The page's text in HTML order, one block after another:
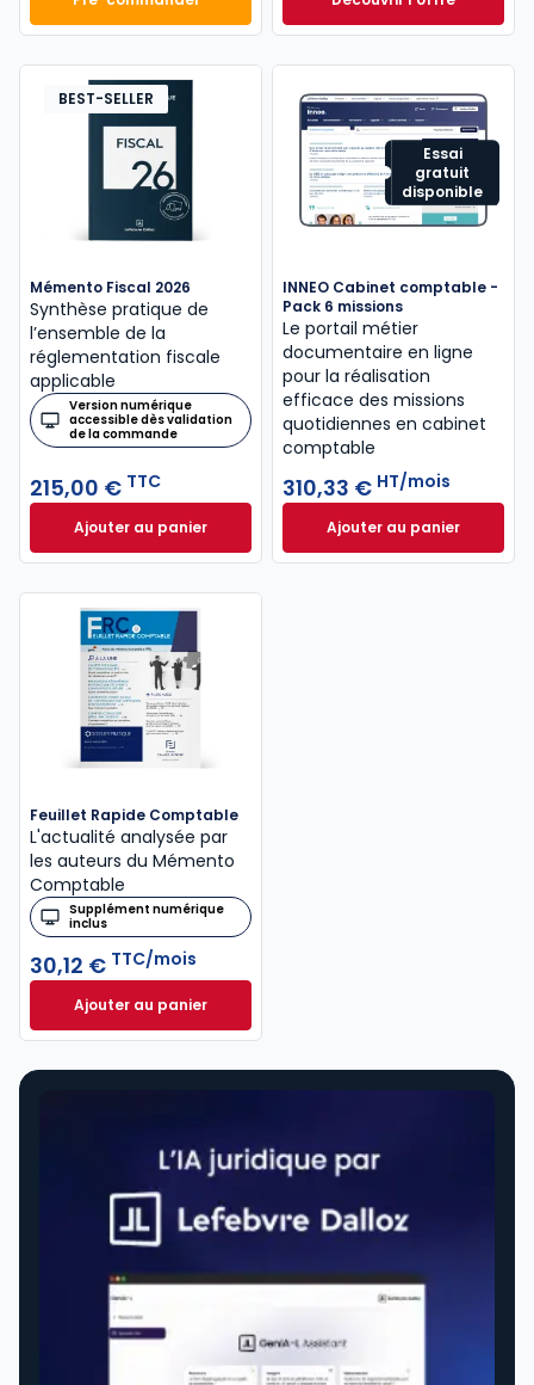
Mémento Comptable 2027 à 199,00 € TTCNavis Comptable
Dès
BEST-SELLER
Mémento Fiscal 2026
Synthèse pratique de
l’ensemble de la
réglementation fiscale
applicable
Version numérique
accessible dès validation
de la commande
215,00 € TTC
Ajouter au panierMémento Fiscal 2026 à 215,00 € TTC
Essai
gratuit
disponible
INNEO Cabinet comptable -
Pack 6 missions
Le portail métier
documentaire en ligne
pour la réalisation
efficace des missions
quotidiennes en cabinet
comptable
310,33 € HT/mois
Ajouter au panier
INNEO Cabinet
Feuillet Rapide Comptable
L'actualité analysée par
les auteurs du Mémento
Comptable
Supplément numérique
inclus
30,12 € TTC/mois
Ajouter au panierFeuillet Rapide Comptable à 30,12 €